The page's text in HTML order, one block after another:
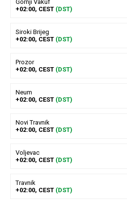
Gornji Vakuf
+02:00, CEST (DST)
Siroki Brijeg
+02:00, CEST (DST)
Prozor
+02:00, CEST (DST)
Neum
+02:00, CEST (DST)
Novi Travnik
+02:00, CEST (DST)
Voljevac
+02:00, CEST (DST)
Travnik
+02:00, CEST (DST)